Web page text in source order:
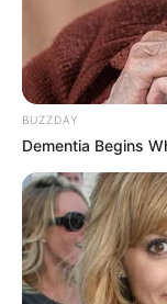
BUZZDAY
Dementia Begins